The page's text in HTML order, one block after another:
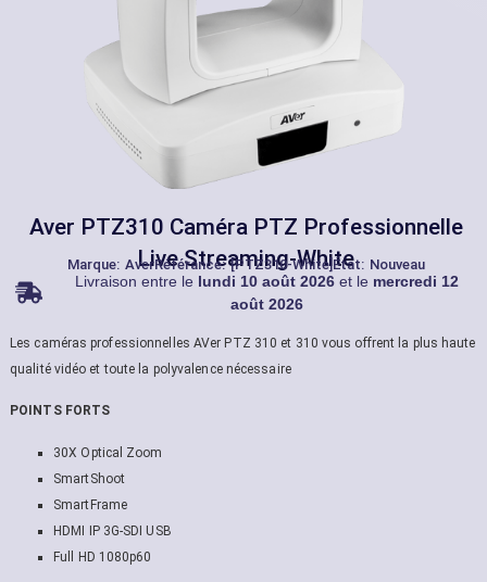
Aver PTZ310 Caméra PTZ Professionnelle
Live Streaming-White
Marque: AverRéférance: [PTZ310-White]État: Nouveau
Livraison entre le lundi 10 août 2026et le mercredi 12
août 2026
Les caméras professionnelles AVer PTZ 310 et 310 vous offrent la plus haute
qualité vidéo et toute la polyvalence nécessaire
POINTS FORTS
30X Optical Zoom
SmartShoot
SmartFrame
HDMI IP 3G-SDI USB
Full HD 1080p60